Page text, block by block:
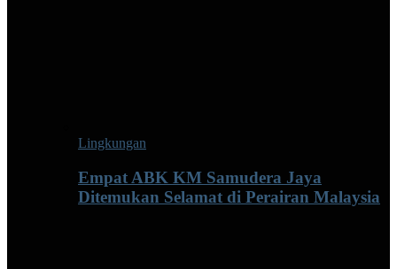
Lingkungan
Empat ABK KM Samudera Jaya
Ditemukan Selamat di Perairan Malaysia